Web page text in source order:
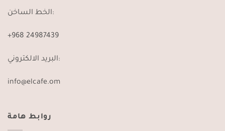
الخط الساخن:
+968 24987439
البريد الالكتروني:
info@elcafe.om
روابط هامة